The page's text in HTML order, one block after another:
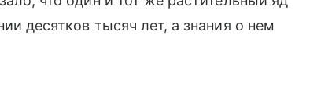
десятков тысяч лет, а знания о нем